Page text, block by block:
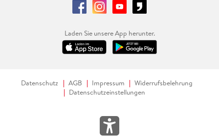
Laden Sie unsere App herunter.
Datenschutz AGB Impressum
Widerrufsbelehrung
Datenschutzeinstellungen